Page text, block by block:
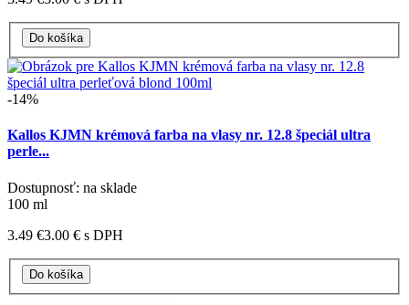
-14%
Kallos KJMN krémová farba na vlasy nr. 12.8 špeciál ultra
perle...
Dostupnosť: na sklade
100 ml
3.49 €3.00 € s DPH